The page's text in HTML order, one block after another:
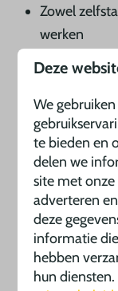
Zowel
werken
Beheer van
Affiniteit
Opstellen
met
Verwerken
personeels-
personalia,
Werven en
Deze
We
te bieden en
delen we
site met
adverteren
deze
informatie
hebben
hun